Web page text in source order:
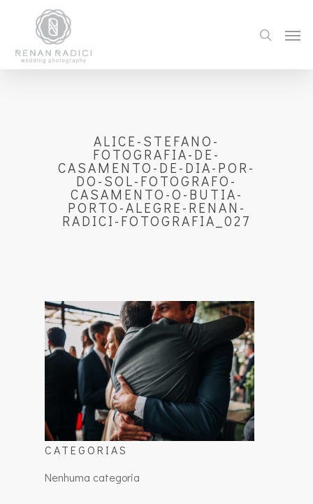
ALICE-STEFANO-
FOTOGRAFIA-DE-
CASAMENTO-DE-DIA-POR-
DO-SOL-FOTOGRAFO-
CASAMENTO-O-BUTIA-
PORTO-ALEGRE-RENAN-
RADICI-FOTOGRAFIA_027
CATEGORIAS
Nenhuma categoria